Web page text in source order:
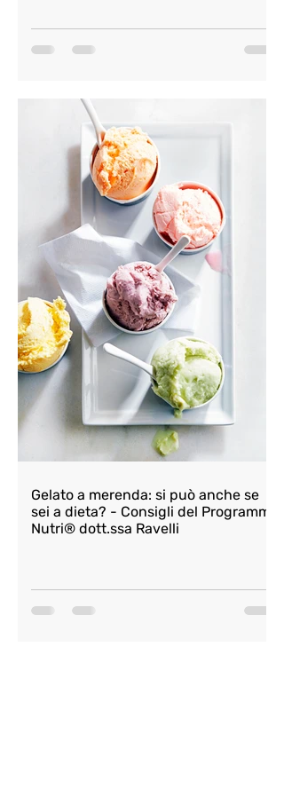
Gelato a merenda: si può anche se
sei a dieta? - Consigli del Programma
Nutri® dott.ssa Ravelli